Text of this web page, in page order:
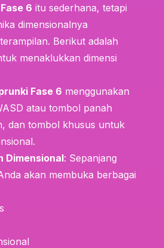
6 itu sederhana, tetapi
dimensionalnya
Berikut adalah
menaklukkan dimensi
Fase 6 menggunakan
atau tombol panah
dan tombol khusus untuk
Dimensional: Sepanjang
akan membuka berbagai